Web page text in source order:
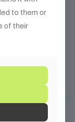
to them or
of their